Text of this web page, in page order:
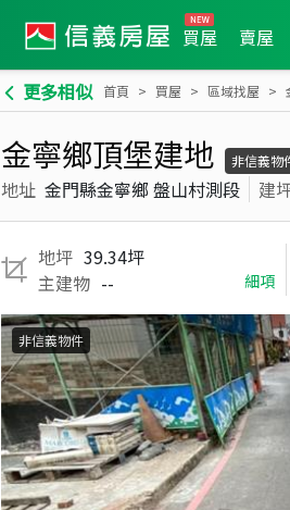
買屋 賣屋
更多相似 首頁 買屋 區域找屋
金寧鄉頂堡建地 非信義物
地址 金門縣金寧鄉 盤山村測段 建
地坪 39.34坪
主建物 -- 細項
非信義物件